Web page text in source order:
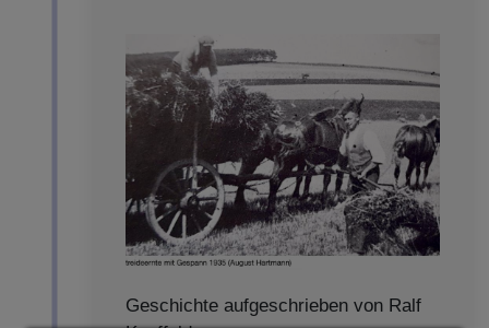
Geschichte aufgeschrieben von Ralf